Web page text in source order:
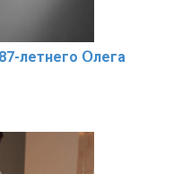
лeтнего Օлега